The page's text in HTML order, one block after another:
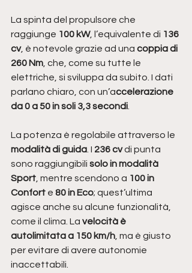
La spinta del propulsore che
raggiunge 100 kW, l’equivalente di 136
cv, è notevole grazie ad una coppia di
260 Nm , che, come su tutte le
elettriche, si sviluppa da subito. I dati
parlano chiaro, con un’accelerazione
da 0 a 50 in soli 3,3 secondi
La potenza è regolabile attraverso le
modalità di guida . I 236 cv di punta
sono raggiungibili solo in modalità
Sport , mentre scendono a 100 in
Confort e 80 in Eco; quest’ultima
agisce anche su alcune funzionalità,
come il clima. La velocità è
autolimitata a 150 km/h , ma è giusto
per evitare di avere autonomie
inaccettabili.